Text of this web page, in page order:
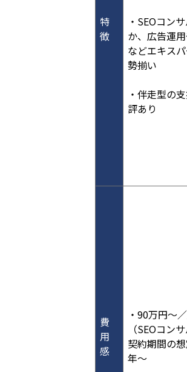
特
徴
・SEOコン
か、広告運
などエキス
勢揃い
・伴走型の
評あり
費
用
感
・90万円〜
（SEOコン
契約期間の
年〜